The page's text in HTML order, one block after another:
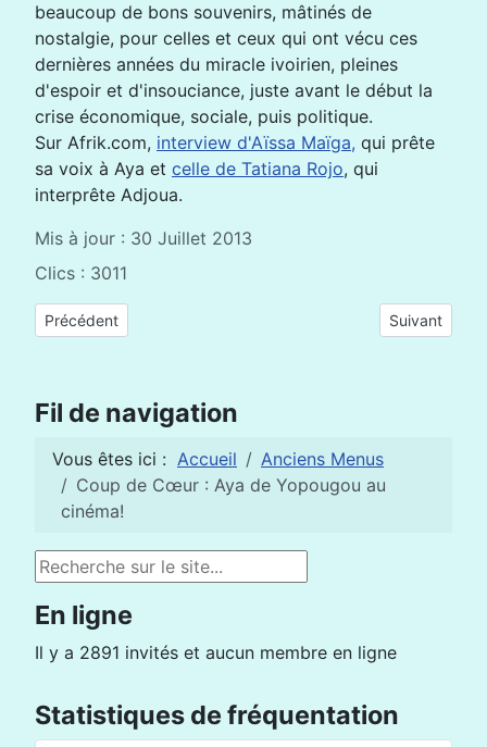
beaucoup de bons souvenirs, mâtinés de
nostalgie, pour celles et ceux qui ont vécu ces
dernières années du miracle ivoirien, pleines
d'espoir et d'insouciance, juste avant le début la
crise économique, sociale, puis politique.
Sur Afrik.com, interview d'Aïssa Maïga, qui prête
sa voix à Aya et celle de Tatiana Rojo, qui
interprête Adjoua.
Mis à jour : 30 Juillet 2013
Clics : 3011
Article précédent : Enquête mondiale des Nations Unies pour
Précédent Article
Suivant
Fil de navigation
Vous êtes ici : Accueil
Anciens Menus
Coup de Cœur : Aya de Yopougou au
cinéma!
Rechercher
En ligne
Il y a 2891 invités et aucun membre en ligne
Statistiques de fréquentation